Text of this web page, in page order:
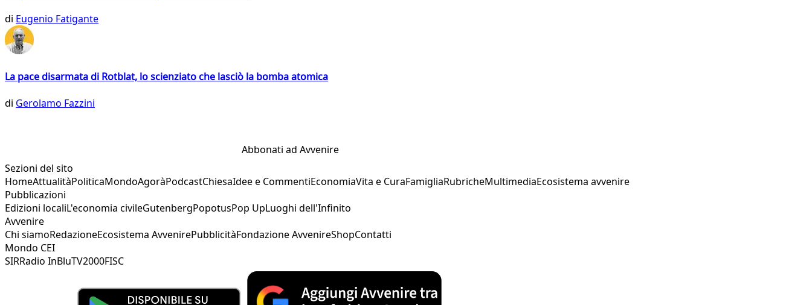
di Eugenio Fatigante
La pace disarmata di Rotblat, lo scienziato che lasciò la bomba atomica
di Gerolamo Fazzini
Abbonati ad Avvenire
Sezioni del sito
HomeAttualitàPoliticaMondoAgoràPodcastChiesaIdee e CommentiEconomiaVita e CuraFamigliaRubricheMultimediaEcosistema avvenire
Pubblicazioni
Edizioni localiL'economia civileGutenbergPopotusPop UpLuoghi dell'Infinito
Avvenire
Chi siamoRedazioneEcosistema AvvenirePubblicitàFondazione AvvenireShopContatti
Mondo CEI
SIRRadio InBluTV2000FISC